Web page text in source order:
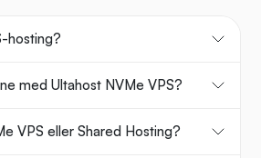
hosting?
med Ultahost NVMe VPS?
VPS eller Shared Hosting?